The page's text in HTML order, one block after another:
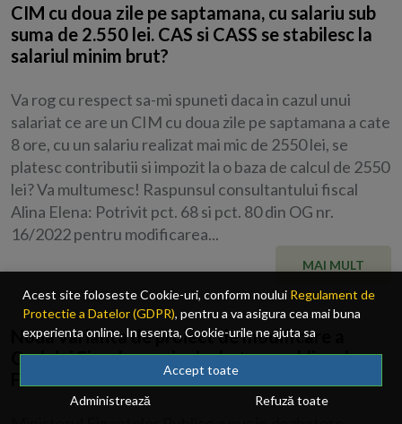
Acest site foloseste Cookie-uri, conform noului Regulament de
Protectie a Datelor (GDPR), pentru a va asigura cea mai buna
experienta online. In esenta, Cookie-urile ne ajuta sa
imbunatatim continutul de pe site, oferindu-va dvs., cititorul, o
experienta online personalizata si mult mai rapida. Ele sunt
folosite doar de site-ul nostru si partenerii nostri de incredere.
AICIpentru detalii despre politica de Cookie-uri.
Accept toate
Administrează
Refuză toate
CIM cu doua zile pe saptamana, cu salariu sub
suma de 2.550 lei. CAS si CASS se stabilesc la
salariul minim brut?
Va rog cu respect sa-mi spuneti daca in cazul unui
salariat ce are un CIM cu doua zile pe saptamana a cate
8 ore, cu un salariu realizat mai mic de 2550 lei, se
platesc contributii si impozit la o baza de calcul de 2550
lei? Va multumesc! Raspunsul consultantului fiscal
Alina Elena: Potrivit pct. 68 si pct. 80 din OG nr.
16/2022 pentru modificarea...
MAI MULT
Noua varianta de proiect de modificare a
Codului Fiscal, pusa in dezbatere publica de